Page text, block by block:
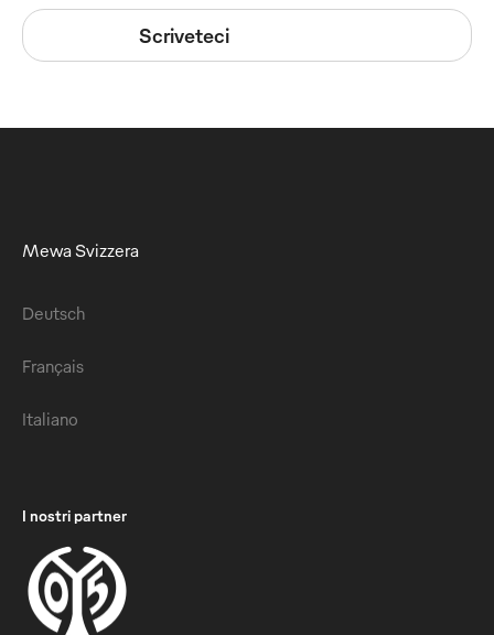
Scriveteci
Mewa Svizzera
Deutsch
Français
Italiano
I nostri partner